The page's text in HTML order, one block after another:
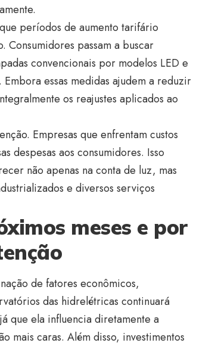
períodos de aumento tarifário
Consumidores passam a buscar
convencionais por modelos LED e
essas medidas ajudem a reduzir
os reajustes aplicados ao
Empresas que enfrentam custos
despesas aos consumidores. Isso
não apenas na conta de luz, mas
e diversos serviços
meses e por
de fatores econômicos,
das hidrelétricas continuará
que ela influencia diretamente a
mais caras. Além disso, investimentos